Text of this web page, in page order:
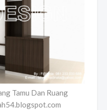
Tamu Dan Ruang